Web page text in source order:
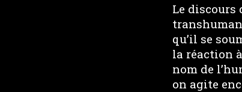
Le
qu’il se
la réaction
nom de
on agite